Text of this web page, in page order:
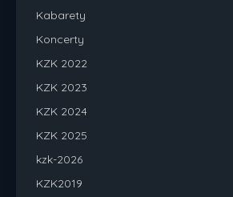
Kabarety
Koncerty
KZK 2022
KZK 2023
KZK 2024
KZK 2025
kzk-2026
KZK2019